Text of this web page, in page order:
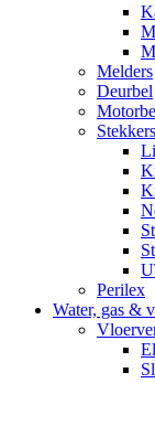
Melders
Deurbel
Stekkers
Perilex
Water, gas &